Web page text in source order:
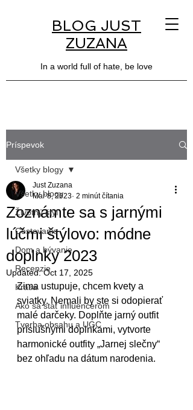
BLOG JUST
ZUZANA
In a world full of hate, be love
Príspevok
Všetky blogy
Životný štýl
Cestovanie
Dom a bývanie
Recenzie
Krása
Ako sa stať influencerom
Tvorba obsahu a UGC
Všetky blogy
Zoznámte sa s jarnými
lúčmi štýlovo: módne
doplnky 2023
Just Zuzana
Mar 8, 2023 2 minút čítania
Updated:Oct 17, 2025
Zima ustupuje, chcem kvety a
sviatky. Nemali by ste si odopierať
malé darčeky. Doplňte jarný outfit
príslušnými doplnkami, vytvorte
harmonické outfity „Jarnej slečny“
bez ohľadu na dátum narodenia.